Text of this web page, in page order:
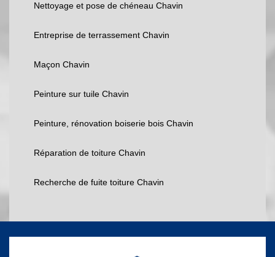
Nettoyage et pose de chéneau Chavin
Entreprise de terrassement Chavin
Maçon Chavin
Peinture sur tuile Chavin
Peinture, rénovation boiserie bois Chavin
Réparation de toiture Chavin
Recherche de fuite toiture Chavin